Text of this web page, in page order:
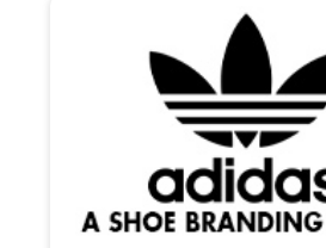
En als je je ooit afvraagt hoe
tijd is veranderd, bekijk dan dit
ontdekken hoe het logo is...